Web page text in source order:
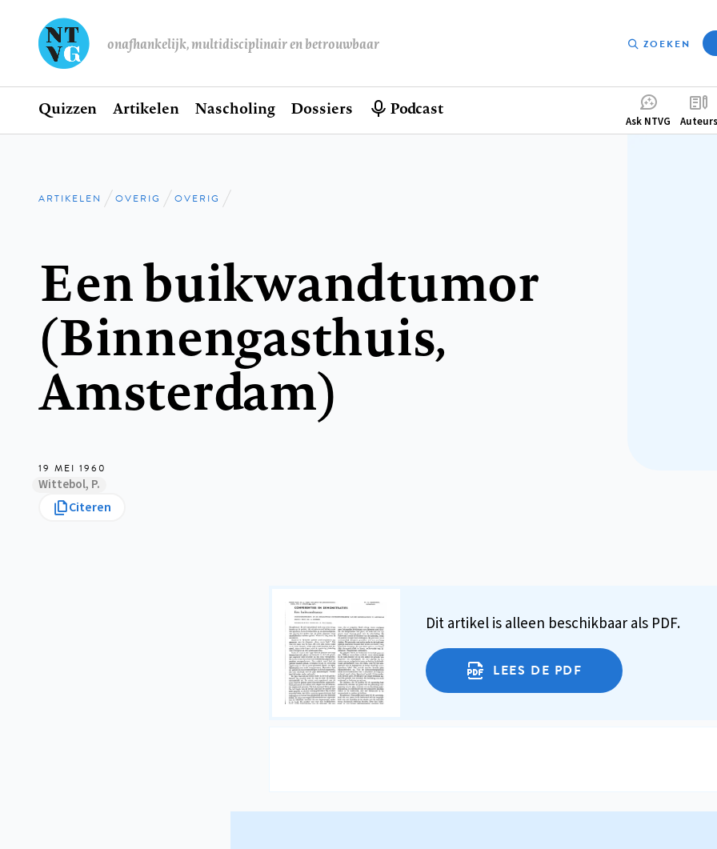
onafhankelijk, multidisciplinair en betrouwbaar ZOEKEN
Hoofdnavigatie
Home
Quizzen Artikelen Nascholing Dossiers Podcast
Ask NTVG Auteurs
Kruimelpad
ARTIKELEN OVERIG OVERIG
Een buikwandtumor
(Binnengasthuis,
Amsterdam)
19 MEI 1960
Wittebol, P.
Citeren
Dit artikel is alleen beschikbaar als PDF.
LEES DE PDF